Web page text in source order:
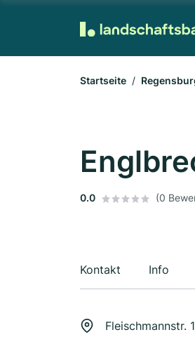
Startseite
0.0 (0
Kontakt Info
Fleischmannstr.